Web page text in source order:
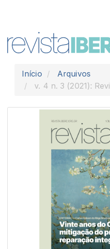
Conteúdo
principal
Barra
Início
Arquivos
v. 4 n. 3 (2021):